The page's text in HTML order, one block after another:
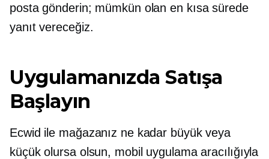
posta gönderin; mümkün olan en kısa sürede
yanıt vereceğiz.
Uygulamanızda Satışa
Başlayın
Ecwid ile mağazanız ne kadar büyük veya
küçük olursa olsun, mobil uygulama aracılığıyla